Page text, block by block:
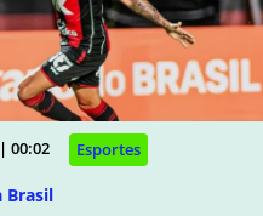
00:02 Esportes
Brasil